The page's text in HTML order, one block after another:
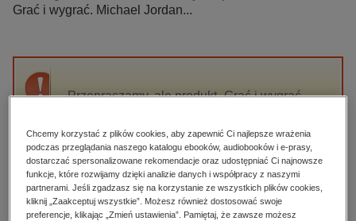
Zobacz wszystkie E-prasa
budownictwo, aranżacja wnętrz
darmowe wydania
edukacja
hobby, sport, rozrywka
komputery, internet, technologie, informatyka
Grać i wygrać. Michael Jordan...
Przepraszamy, ale produkt „Grać i wygrać.
High-contrast mode
Polecane
Chcemy korzystać z plików cookies, aby zapewnić Ci najlepsze wrażenia
podczas przeglądania naszego katalogu ebooków, audiobooków i e-prasy,
dostarczać spersonalizowane rekomendacje oraz udostępniać Ci najnowsze
funkcje, które rozwijamy dzięki analizie danych i współpracy z naszymi
partnerami. Jeśli zgadzasz się na korzystanie ze wszystkich plików cookies,
kliknij „Zaakceptuj wszystkie”. Możesz również dostosować swoje
preferencje, klikając „Zmień ustawienia”. Pamiętaj, że zawsze możesz